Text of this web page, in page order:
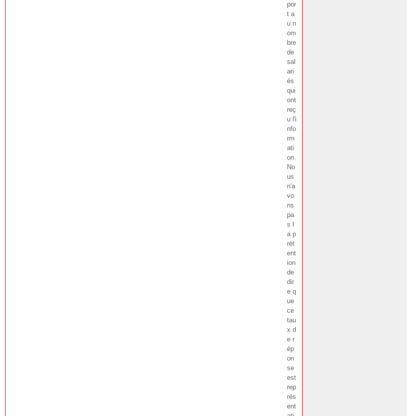
por
t a
u n
om
bre
de
sal
ari
és
qui
ont
reç
u l'i
nfo
rm
ati
on.
No
us
n'a
vo
ns
pa
s l
a p
rét
ent
ion
de
dir
e q
ue
ce
tau
x d
e r
ép
on
se
est
rep
rés
ent